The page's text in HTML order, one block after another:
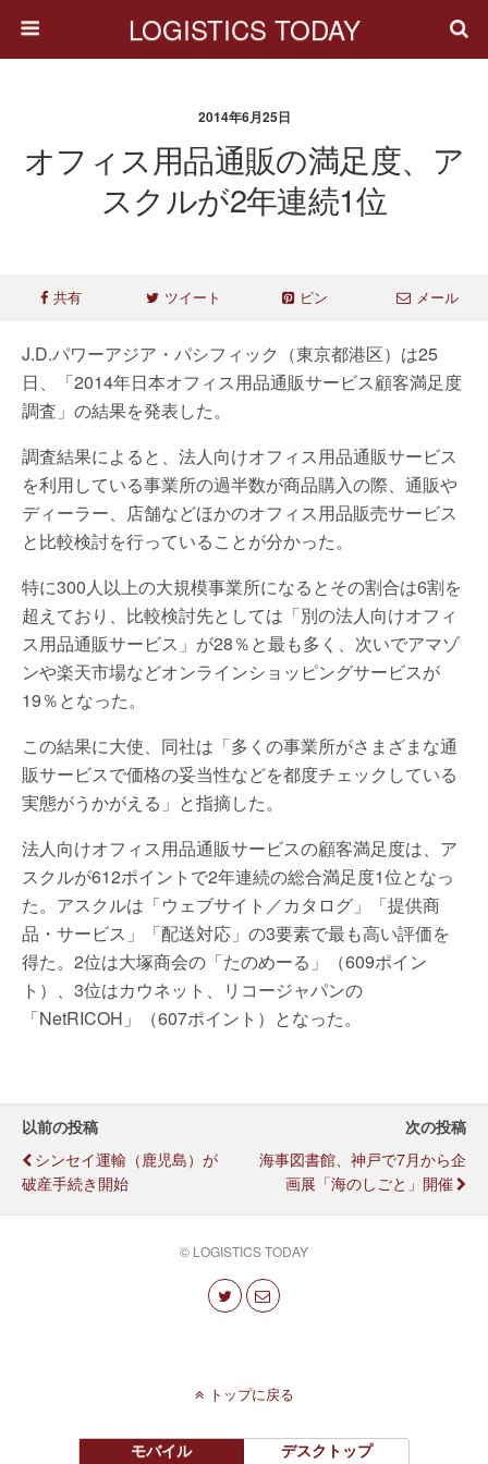
LOGISTICS TODAY
2014年6月25日
オフィス用品通販の満足度、ア
スクルが2年連続1位
共有 ツイート ピン メール
J.D.パワーアジア・パシフィック（東京都港区）は25
日、「2014年日本オフィス用品通販サービス顧客満足度
調査」の結果を発表した。
調査結果によると、法人向けオフィス用品通販サービス
を利用している事業所の過半数が商品購入の際、通販や
ディーラー、店舗などほかのオフィス用品販売サービス
と比較検討を行っていることが分かった。
特に300人以上の大規模事業所になるとその割合は6割を
超えており、比較検討先としては「別の法人向けオフィ
ス用品通販サービス」が28％と最も多く、次いでアマゾ
ンや楽天市場などオンラインショッピングサービスが
19％となった。
この結果に大使、同社は「多くの事業所がさまざまな通
販サービスで価格の妥当性などを都度チェックしている
実態がうかがえる」と指摘した。
法人向けオフィス用品通販サービスの顧客満足度は、ア
スクルが612ポイントで2年連続の総合満足度1位となっ
た。アスクルは「ウェブサイト／カタログ」「提供商
品・サービス」「配送対応」の3要素で最も高い評価を
得た。2位は大塚商会の「たのめーる」（609ポイン
ト）、3位はカウネット、リコージャパンの
「NetRICOH」（607ポイント）となった。
以前の投稿
シンセイ運輸（鹿児島）が
破産手続き開始
次の投稿
海事図書館、神戸で7月から企
画展「海のしごと」開催
© LOGISTICS TODAY
トップに戻る
モバイル デスクトップ